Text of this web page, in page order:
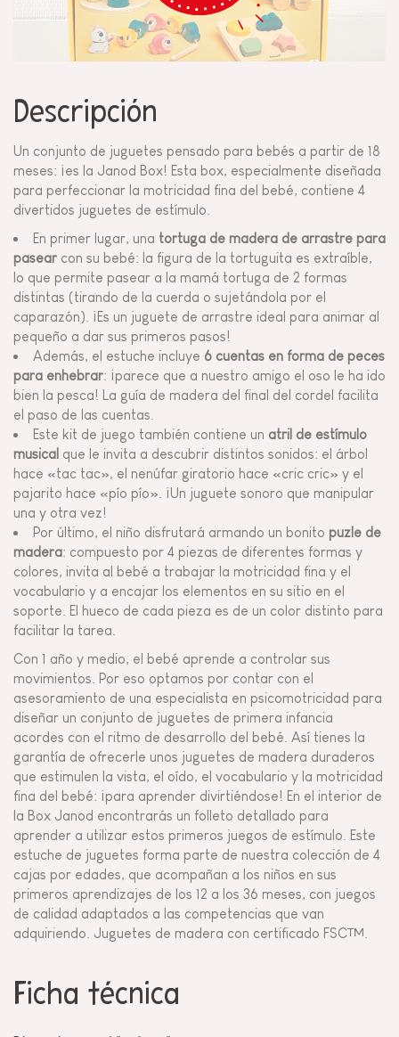
Descripción
Un conjunto de juguetes pensado para bebés a partir de 18
meses: ¡es la Janod Box! Esta box, especialmente diseñada
para perfeccionar la motricidad fina del bebé, contiene 4
divertidos juguetes de estímulo.
En primer lugar, una tortuga de madera de arrastre para
pasear con su bebé: la figura de la tortuguita es extraíble,
lo que permite pasear a la mamá tortuga de 2 formas
distintas (tirando de la cuerda o sujetándola por el
caparazón). ¡Es un juguete de arrastre ideal para animar al
pequeño a dar sus primeros pasos!
Además, el estuche incluye 6 cuentas en forma de peces
para enhebrar: ¡parece que a nuestro amigo el oso le ha ido
bien la pesca! La guía de madera del final del cordel facilita
el paso de las cuentas.
Este kit de juego también contiene un atril de estímulo
musical que le invita a descubrir distintos sonidos: el árbol
hace «tac tac», el nenúfar giratorio hace «cric cric» y el
pajarito hace «pío pío». ¡Un juguete sonoro que manipular
una y otra vez!
Por último, el niño disfrutará armando un bonito puzle de
madera: compuesto por 4 piezas de diferentes formas y
colores, invita al bebé a trabajar la motricidad fina y el
vocabulario y a encajar los elementos en su sitio en el
soporte. El hueco de cada pieza es de un color distinto para
facilitar la tarea.
Con 1 año y medio, el bebé aprende a controlar sus
movimientos. Por eso optamos por contar con el
asesoramiento de una especialista en psicomotricidad para
diseñar un conjunto de juguetes de primera infancia
acordes con el ritmo de desarrollo del bebé. Así tienes la
garantía de ofrecerle unos juguetes de madera duraderos
que estimulen la vista, el oído, el vocabulario y la motricidad
fina del bebé: ¡para aprender divirtiéndose! En el interior de
la Box Janod encontrarás un folleto detallado para
aprender a utilizar estos primeros juegos de estímulo. Este
estuche de juguetes forma parte de nuestra colección de 4
cajas por edades, que acompañan a los niños en sus
primeros aprendizajes de los 12 a los 36 meses, con juegos
de calidad adaptados a las competencias que van
adquiriendo. Juguetes de madera con certificado FSC™.
Ficha técnica